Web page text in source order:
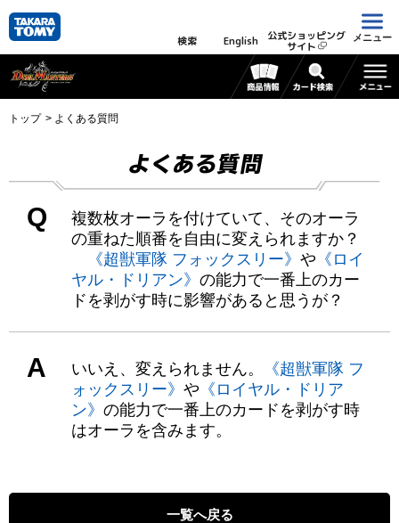
検索 English 公式ショッピング
サイト
メニュー
トップ よくある質問
よくある質問
Q
複数枚オーラを付けていて、そのオーラ
の重ねた順番を自由に変えられますか？
《超獣軍隊 フォックスリー》 や 《ロイ
ヤル・ドリアン》 の能力で一番上のカー
ドを剥がす時に影響があると思うが？
A いいえ、変えられません。
《超獣軍隊 フ
ォックスリー》 や 《ロイヤル・ドリア
ン》 の能力で一番上のカードを剥がす時
はオーラを含みます。
一覧へ戻る